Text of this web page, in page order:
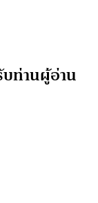
บท่านผู้อ่าน